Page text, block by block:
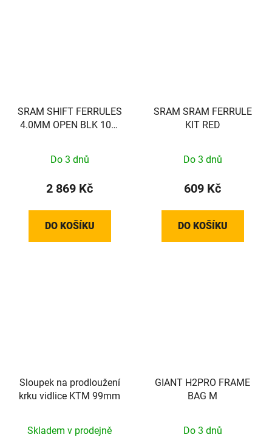
SRAM SHIFT FERRULES
4.0MM OPEN BLK 100-
Do 3 dnů
2 869 Kč
DO KOŠÍKU
SRAM SRAM FERRULE
KIT RED
Do 3 dnů
609 Kč
DO KOŠÍKU
Sloupek na prodloužení
krku vidlice KTM 99mm
Skladem v prodejně
GIANT H2PRO FRAME
BAG M
Do 3 dnů